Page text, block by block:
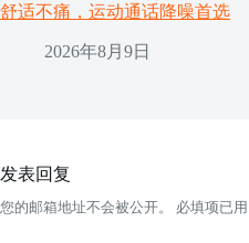
舒适不痛，运动通话降噪首选
2026年8月9日
发表回复
您的邮箱地址不会被公开。 必填项已用